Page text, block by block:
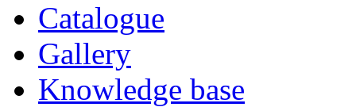
Catalogue
Gallery
Knowledge base